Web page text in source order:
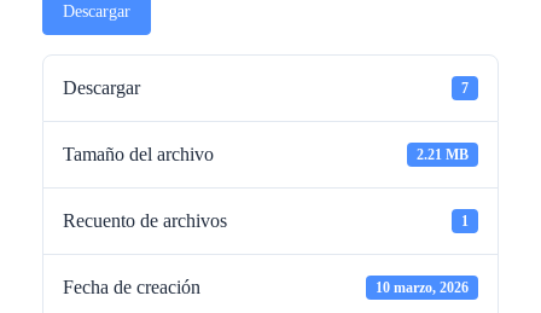
Descargar
Descargar 7
Tamaño del archivo 2.21 MB
Recuento de archivos 1
Fecha de creación 10 marzo, 2026